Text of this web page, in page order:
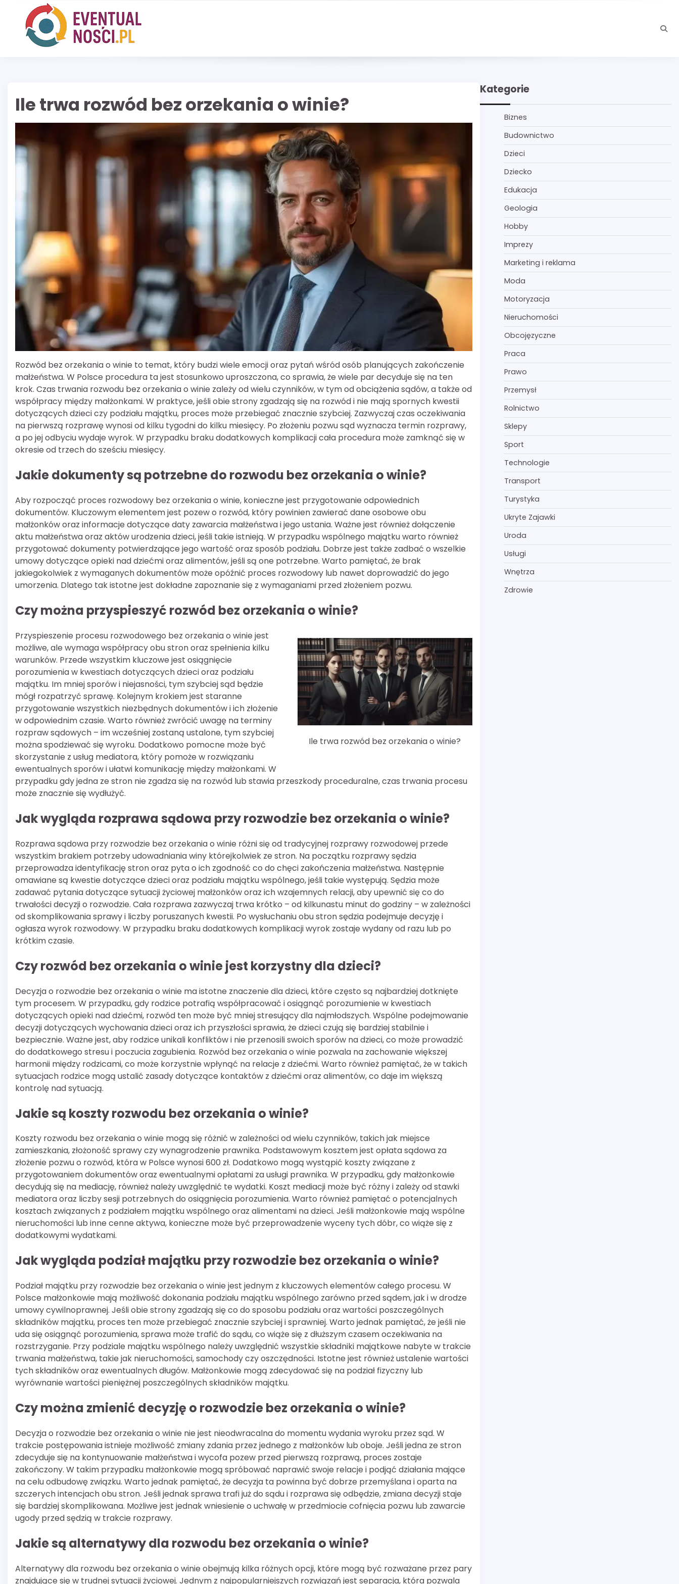
content
Ile trwa rozwód bez orzekania o winie?
Rozwód bez orzekania o winie to temat, który budzi wiele emocji oraz pytań wśród osób planujących zakończenie
małżeństwa. W Polsce procedura ta jest stosunkowo uproszczona, co sprawia, że wiele par decyduje się na ten
krok. Czas trwania rozwodu bez orzekania o winie zależy od wielu czynników, w tym od obciążenia sądów, a także od
współpracy między małżonkami. W praktyce, jeśli obie strony zgadzają się na rozwód i nie mają spornych kwestii
dotyczących dzieci czy podziału majątku, proces może przebiegać znacznie szybciej. Zazwyczaj czas oczekiwania
na pierwszą rozprawę wynosi od kilku tygodni do kilku miesięcy. Po złożeniu pozwu sąd wyznacza termin rozprawy,
a po jej odbyciu wydaje wyrok. W przypadku braku dodatkowych komplikacji cała procedura może zamknąć się w
okresie od trzech do sześciu miesięcy.
Jakie dokumenty są potrzebne do rozwodu bez orzekania o winie?
Aby rozpocząć proces rozwodowy bez orzekania o winie, konieczne jest przygotowanie odpowiednich
dokumentów. Kluczowym elementem jest pozew o rozwód, który powinien zawierać dane osobowe obu
małżonków oraz informacje dotyczące daty zawarcia małżeństwa i jego ustania. Ważne jest również dołączenie
aktu małżeństwa oraz aktów urodzenia dzieci, jeśli takie istnieją. W przypadku wspólnego majątku warto również
przygotować dokumenty potwierdzające jego wartość oraz sposób podziału. Dobrze jest także zadbać o wszelkie
umowy dotyczące opieki nad dziećmi oraz alimentów, jeśli są one potrzebne. Warto pamiętać, że brak
jakiegokolwiek z wymaganych dokumentów może opóźnić proces rozwodowy lub nawet doprowadzić do jego
umorzenia. Dlatego tak istotne jest dokładne zapoznanie się z wymaganiami przed złożeniem pozwu.
Czy można przyspieszyć rozwód bez orzekania o winie?
Ile trwa rozwód bez orzekania o winie?
Przyspieszenie procesu rozwodowego bez orzekania o winie jest
możliwe, ale wymaga współpracy obu stron oraz spełnienia kilku
warunków. Przede wszystkim kluczowe jest osiągnięcie
porozumienia w kwestiach dotyczących dzieci oraz podziału
majątku. Im mniej sporów i niejasności, tym szybciej sąd będzie
mógł rozpatrzyć sprawę. Kolejnym krokiem jest staranne
przygotowanie wszystkich niezbędnych dokumentów i ich złożenie
w odpowiednim czasie. Warto również zwrócić uwagę na terminy
rozpraw sądowych – im wcześniej zostaną ustalone, tym szybciej
można spodziewać się wyroku. Dodatkowo pomocne może być
skorzystanie z usług mediatora, który pomoże w rozwiązaniu
ewentualnych sporów i ułatwi komunikację między małżonkami. W
przypadku gdy jedna ze stron nie zgadza się na rozwód lub stawia przeszkody proceduralne, czas trwania procesu
może znacznie się wydłużyć.
Jak wygląda rozprawa sądowa przy rozwodzie bez orzekania o winie?
Rozprawa sądowa przy rozwodzie bez orzekania o winie różni się od tradycyjnej rozprawy rozwodowej przede
wszystkim brakiem potrzeby udowadniania winy którejkolwiek ze stron. Na początku rozprawy sędzia
przeprowadza identyfikację stron oraz pyta o ich zgodność co do chęci zakończenia małżeństwa. Następnie
omawiane są kwestie dotyczące dzieci oraz podziału majątku wspólnego, jeśli takie występują. Sędzia może
zadawać pytania dotyczące sytuacji życiowej małżonków oraz ich wzajemnych relacji, aby upewnić się co do
trwałości decyzji o rozwodzie. Cała rozprawa zazwyczaj trwa krótko – od kilkunastu minut do godziny – w zależności
od skomplikowania sprawy i liczby poruszanych kwestii. Po wysłuchaniu obu stron sędzia podejmuje decyzję i
ogłasza wyrok rozwodowy. W przypadku braku dodatkowych komplikacji wyrok zostaje wydany od razu lub po
krótkim czasie.
Czy rozwód bez orzekania o winie jest korzystny dla dzieci?
Decyzja o rozwodzie bez orzekania o winie ma istotne znaczenie dla dzieci, które często są najbardziej dotknięte
tym procesem. W przypadku, gdy rodzice potrafią współpracować i osiągnąć porozumienie w kwestiach
dotyczących opieki nad dziećmi, rozwód ten może być mniej stresujący dla najmłodszych. Wspólne podejmowanie
decyzji dotyczących wychowania dzieci oraz ich przyszłości sprawia, że dzieci czują się bardziej stabilnie i
bezpiecznie. Ważne jest, aby rodzice unikali konfliktów i nie przenosili swoich sporów na dzieci, co może prowadzić
do dodatkowego stresu i poczucia zagubienia. Rozwód bez orzekania o winie pozwala na zachowanie większej
harmonii między rodzicami, co może korzystnie wpłynąć na relacje z dziećmi. Warto również pamiętać, że w takich
sytuacjach rodzice mogą ustalić zasady dotyczące kontaktów z dziećmi oraz alimentów, co daje im większą
kontrolę nad sytuacją.
Jakie są koszty rozwodu bez orzekania o winie?
Koszty rozwodu bez orzekania o winie mogą się różnić w zależności od wielu czynników, takich jak miejsce
zamieszkania, złożoność sprawy czy wynagrodzenie prawnika. Podstawowym kosztem jest opłata sądowa za
złożenie pozwu o rozwód, która w Polsce wynosi 600 zł. Dodatkowo mogą wystąpić koszty związane z
przygotowaniem dokumentów oraz ewentualnymi opłatami za usługi prawnika. W przypadku, gdy małżonkowie
decydują się na mediację, również należy uwzględnić te wydatki. Koszt mediacji może być różny i zależy od stawki
mediatora oraz liczby sesji potrzebnych do osiągnięcia porozumienia. Warto również pamiętać o potencjalnych
kosztach związanych z podziałem majątku wspólnego oraz alimentami na dzieci. Jeśli małżonkowie mają wspólne
nieruchomości lub inne cenne aktywa, konieczne może być przeprowadzenie wyceny tych dóbr, co wiąże się z
dodatkowymi wydatkami.
Jak wygląda podział majątku przy rozwodzie bez orzekania o winie?
Podział majątku przy rozwodzie bez orzekania o winie jest jednym z kluczowych elementów całego procesu. W
Polsce małżonkowie mają możliwość dokonania podziału majątku wspólnego zarówno przed sądem, jak i w drodze
umowy cywilnoprawnej. Jeśli obie strony zgadzają się co do sposobu podziału oraz wartości poszczególnych
składników majątku, proces ten może przebiegać znacznie szybciej i sprawniej. Warto jednak pamiętać, że jeśli nie
uda się osiągnąć porozumienia, sprawa może trafić do sądu, co wiąże się z dłuższym czasem oczekiwania na
rozstrzyganie. Przy podziale majątku wspólnego należy uwzględnić wszystkie składniki majątkowe nabyte w trakcie
trwania małżeństwa, takie jak nieruchomości, samochody czy oszczędności. Istotne jest również ustalenie wartości
tych składników oraz ewentualnych długów. Małżonkowie mogą zdecydować się na podział fizyczny lub
wyrównanie wartości pieniężnej poszczególnych składników majątku.
Czy można zmienić decyzję o rozwodzie bez orzekania o winie?
Decyzja o rozwodzie bez orzekania o winie nie jest nieodwracalna do momentu wydania wyroku przez sąd. W
trakcie postępowania istnieje możliwość zmiany zdania przez jednego z małżonków lub oboje. Jeśli jedna ze stron
zdecyduje się na kontynuowanie małżeństwa i wycofa pozew przed pierwszą rozprawą, proces zostaje
zakończony. W takim przypadku małżonkowie mogą spróbować naprawić swoje relacje i podjąć działania mające
na celu odbudowę związku. Warto jednak pamiętać, że decyzja ta powinna być dobrze przemyślana i oparta na
szczerych intencjach obu stron. Jeśli jednak sprawa trafi już do sądu i rozprawa się odbędzie, zmiana decyzji staje
się bardziej skomplikowana. Możliwe jest jednak wniesienie o uchwałę w przedmiocie cofnięcia pozwu lub zawarcie
ugody przed sędzią w trakcie rozprawy.
Jakie są alternatywy dla rozwodu bez orzekania o winie?
Alternatywy dla rozwodu bez orzekania o winie obejmują kilka różnych opcji, które mogą być rozważane przez pary
znajdujące się w trudnej sytuacji życiowej. Jednym z najpopularniejszych rozwiązań jest separacja, która pozwala
Kategorie
Biznes
Budownictwo
Dzieci
Dziecko
Edukacja
Geologia
Hobby
Imprezy
Marketing i reklama
Moda
Motoryzacja
Nieruchomości
Obcojęzyczne
Praca
Prawo
Przemysł
Rolnictwo
Sklepy
Sport
Technologie
Transport
Turystyka
Ukryte Zajawki
Uroda
Usługi
Wnętrza
Zdrowie